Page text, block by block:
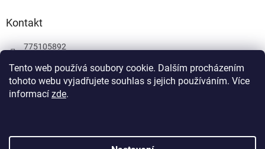
Tento web používá soubory cookie. Dalším procházením
tohoto webu vyjadřujete souhlas s jejich používáním. Více
informací zde.
Kontakt
775105892
775105892
Facebook
wombatgamescz